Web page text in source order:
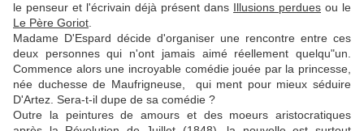
le penseur et l'écrivain déjà présent dans Illusions perdues ou le
Le Père Goriot
Madame D'Espard décide d'organiser une rencontre entre ces
deux personnes qui n'ont jamais aimé réellement quelqu"un.
Commence alors une incroyable comédie jouée par la princesse,
née duchesse de Maufrigneuse, qui ment pour mieux séduire
D'Artez. Sera-t-il dupe de sa comédie ?
Outre la peintures de amours et des moeurs aristocratiques